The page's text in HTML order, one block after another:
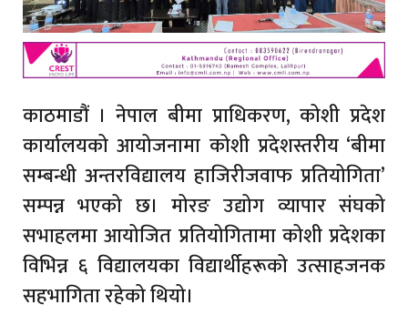
काठमाडौं । नेपाल बीमा प्राधिकरण, कोशी प्रदेश
कार्यालयको आयोजनामा कोशी प्रदेशस्तरीय ‘बीमा
सम्बन्धी अन्तरविद्यालय हाजिरीजवाफ प्रतियोगिता’
सम्पन्न भएको छ। मोरङ उद्योग व्यापार संघको
सभाहलमा आयोजित प्रतियोगितामा कोशी प्रदेशका
विभिन्न ६ विद्यालयका विद्यार्थीहरूको उत्साहजनक
सहभागिता रहेको थियो।